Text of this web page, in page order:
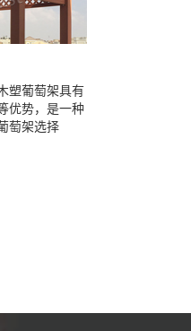
塑葡萄架具有
优势，是一种
萄架选择